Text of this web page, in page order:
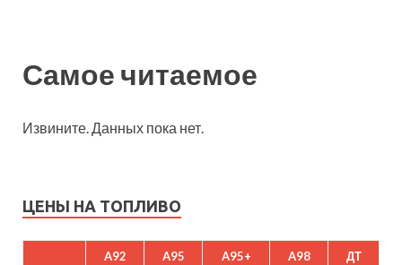
Самое читаемое
Извините. Данных пока нет.
ЦЕНЫ НА ТОПЛИВО
A92 A95 A95+ A98 ДТ